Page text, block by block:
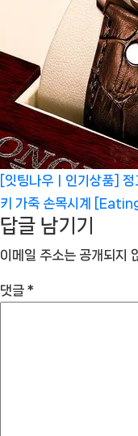
[잇팅나우ㅣ인기상품]
키 가죽 손목시계
답글 남기기
이메일 주소는 공개되지
댓글 *